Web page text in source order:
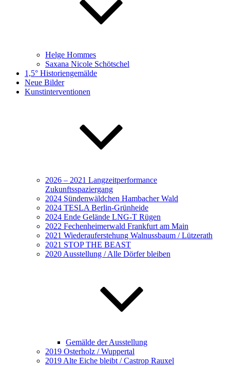
Helge Hommes
Saxana Nicole Schötschel
1,5° Historiengemälde
Neue Bilder
Kunstinterventionen
2026 – 2021 Langzeitperformance
Zukunftsspaziergang
2024 Sündenwäldchen Hambacher Wald
2024 TESLA Berlin-Grünheide
2024 Ende Gelände LNG-T Rügen
2022 Fechenheimerwald Frankfurt am Main
2021 Wiederauferstehung Walnussbaum / Lützerath
2021 STOP THE BEAST
2020 Ausstellung / Alle Dörfer bleiben
Gemälde der Ausstellung
2019 Osterholz / Wuppertal
2019 Alte Eiche bleibt / Castrop Rauxel